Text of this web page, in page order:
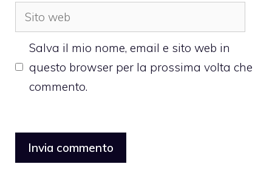
Sito
web
Salva il mio nome, email e sito web in
questo browser per la prossima volta che
commento.